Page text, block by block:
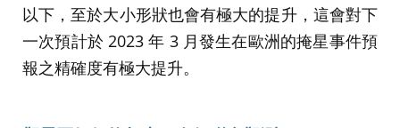
以下，至於大小形狀也會有極大的提升，這會對下
一次預計於 2023 年 3 月發生在歐洲的掩星事件預
報之精確度有極大提升。